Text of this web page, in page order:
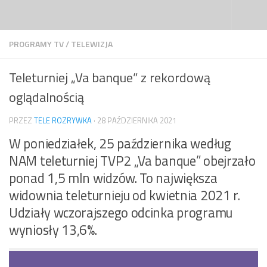
PROGRAMY TV/TELEWIZJA
Teleturniej „Va banque” z rekordową
oglądalnością
PRZEZ TELE ROZRYWKA · 28 PAŹDZIERNIKA 2021
W poniedziałek, 25 października według
NAM teleturniej TVP2 „Va banque” obejrzało
ponad 1,5 mln widzów. To największa
widownia teleturnieju od kwietnia 2021 r.
Udziały wczorajszego odcinka programu
wyniosły 13,6%.